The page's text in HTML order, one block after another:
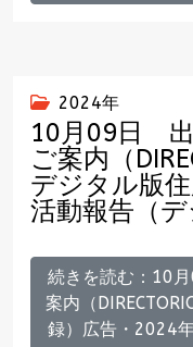
2024年
10月09日 出
ご案内（
デジタル版
活動報告（デ
続きを読む：10
案内（
録）広告・2024